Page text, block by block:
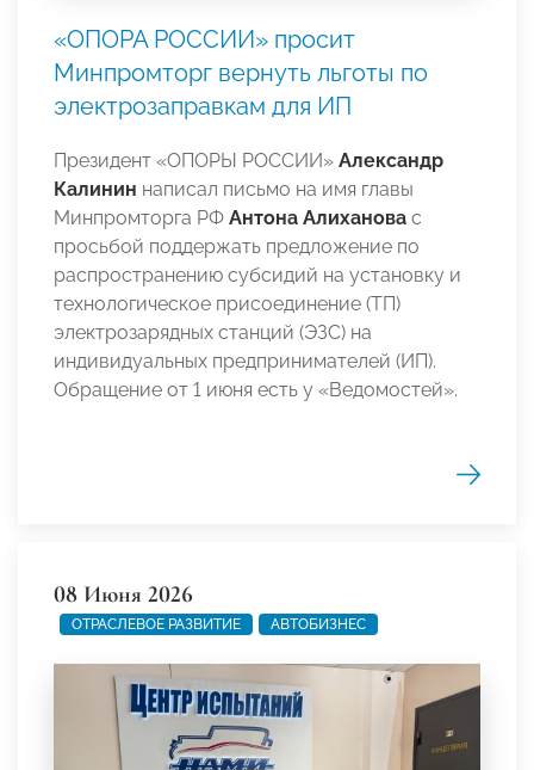
«ОПОРА РОССИИ» просит
Минпромторг вернуть льготы по
электрозаправкам для ИП
Президент «ОПОРЫ РОССИИ» Александр
Калинин написал письмо на имя главы
Минпромторга РФ Антона Алиханова с
просьбой поддержать предложение по
распространению субсидий на установку и
технологическое присоединение (ТП)
электрозарядных станций (ЭЗС) на
индивидуальных предпринимателей (ИП).
Обращение от 1 июня есть у «Ведомостей».
08 Июня 2026
ОТРАСЛЕВОЕ РАЗВИТИЕ АВТОБИЗНЕС